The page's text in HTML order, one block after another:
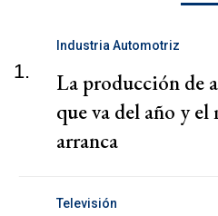
1.
Industria Automotriz
La producción de
que va del año y
arranca
Televisión